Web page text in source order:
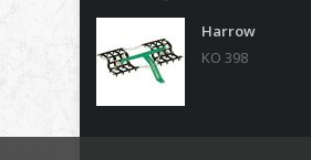
Harrow
KO 398